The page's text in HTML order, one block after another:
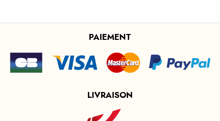
PAIEMENT
LIVRAISON